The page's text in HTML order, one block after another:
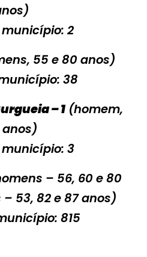
2
55 e 80 anos)
38
– 1(homem,
anos)
3
– 56, 60 e 80
53, 82 e 87 anos)
815